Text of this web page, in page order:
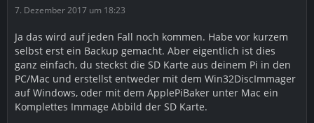
7. Dezember 2017 um 18:23
Ja das wird auf jeden Fall noch kommen. Habe vor kurzem
selbst erst ein Backup gemacht. Aber eigentlich ist dies
ganz einfach, du steckst die SD Karte aus deinem Pi in den
PC/Mac und erstellst entweder mit dem Win32DiscImmager
auf Windows, oder mit dem ApplePiBaker unter Mac ein
Komplettes Immage Abbild der SD Karte.